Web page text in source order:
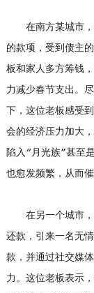
在南方某城市，
的款项，受到债主
板和家人多方筹钱
力减少春节支出。
下，这位老板感受
会的经济压力加大
陷入“月光族”甚至
也愈发频繁，从而
在另一个城市，
还款，引来一名无
款，并通过社交媒
力。这位老板表示